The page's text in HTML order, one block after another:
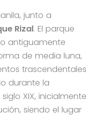
junto a
Rizal. El parque
antiguamente
de media luna,
trascendentales
durante la
XIX, inicialmente
siendo el lugar